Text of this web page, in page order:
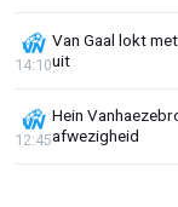
Van Gaal lokt
uit
14:10
Hein
afwezigheid
12:45